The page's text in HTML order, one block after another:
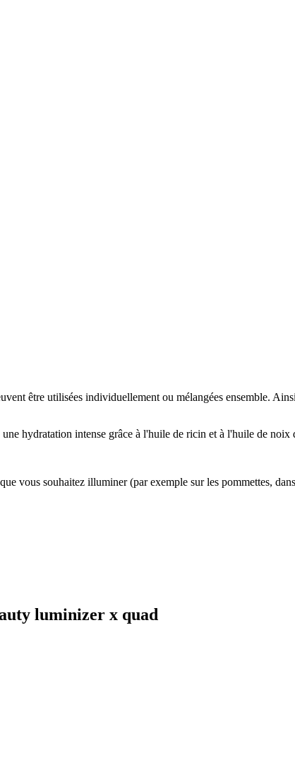
être utilisées individuellement ou mélangées ensemble.
hydratation intense grâce à l'huile de ricin et à l'huile de
vous souhaitez illuminer (par exemple sur les pommettes,
luminizer x quad